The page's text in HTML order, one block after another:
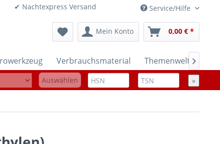
✔ Nachtexpress Versand Service/Hilfe
Mein Konto 0,00 € *
Verbrauchsmaterial Themenwelten

Auswählen »